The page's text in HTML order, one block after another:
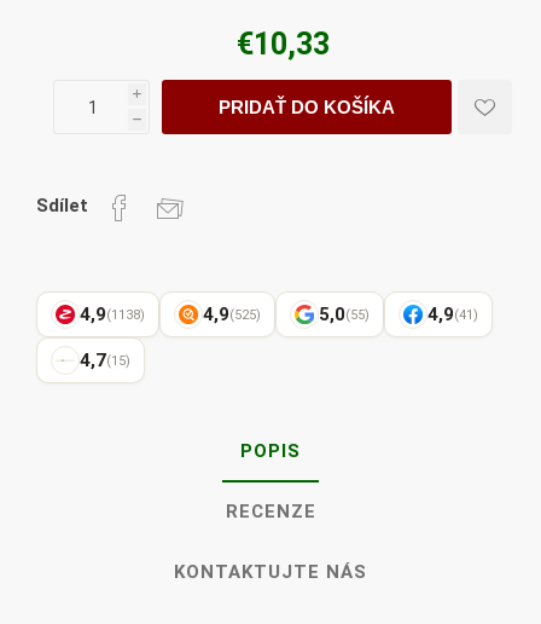
€10,33
i
h
PRIDAŤ DO KOŠÍKA
Sdílet
4,9(1138) 4,9(525) 5,0(55) 4,9(41)
4,7(15)
POPIS
RECENZE
KONTAKTUJTE NÁS